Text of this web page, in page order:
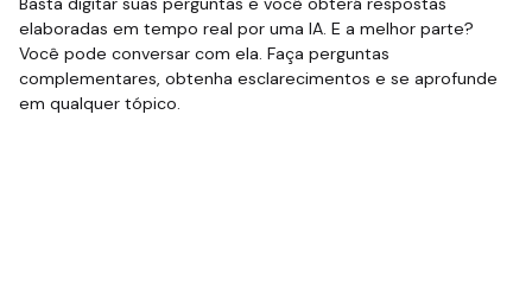
elaboradas em tempo real por uma IA. E a melhor parte?
Você pode conversar com ela. Faça perguntas
complementares, obtenha esclarecimentos e se aprofunde
em qualquer tópico.